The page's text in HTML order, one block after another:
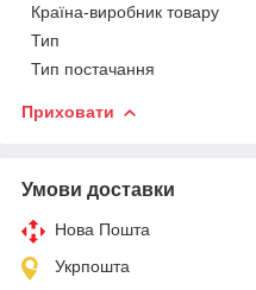
Країна-виробник товару
Тип
Тип постачання
Приховати
Умови доставки
Нова Пошта
Укрпошта